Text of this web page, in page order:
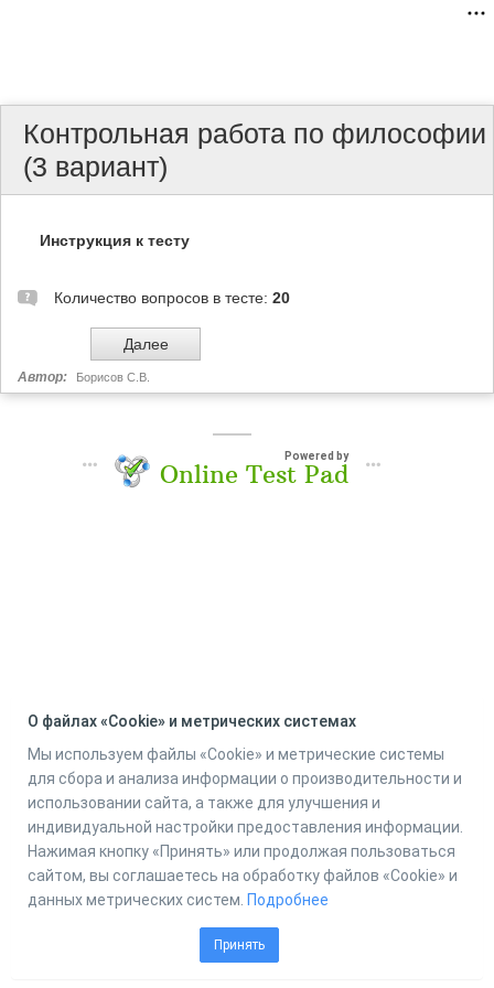
Контрольная работа по философии
(3 вариант)
Инструкция к тесту
Количество вопросов в тесте: 20
Автор: Борисов С.В.
Powered by
Online Test Pad
О файлах «Cookie» и метрических системах
Мы используем файлы «Cookie» и метрические системы
для сбора и анализа информации о производительности и
использовании сайта, а также для улучшения и
индивидуальной настройки предоставления информации.
Нажимая кнопку «Принять» или продолжая пользоваться
сайтом, вы соглашаетесь на обработку файлов «Cookie» и
данных метрических систем. Подробнее
Принять